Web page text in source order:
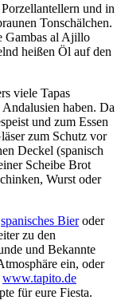
und in
Tonschälchen.
Gambas al Ajillo
heißen Öl auf den
viele Tapas
haben. Da
und zum Essen
zum Schutz vor
Deckel (spanisch
Scheibe Brot
Wurst oder
spanisches Bieroder
zu den
und Bekannte
ein, oder
www.tapito.de
für eure Fiesta.